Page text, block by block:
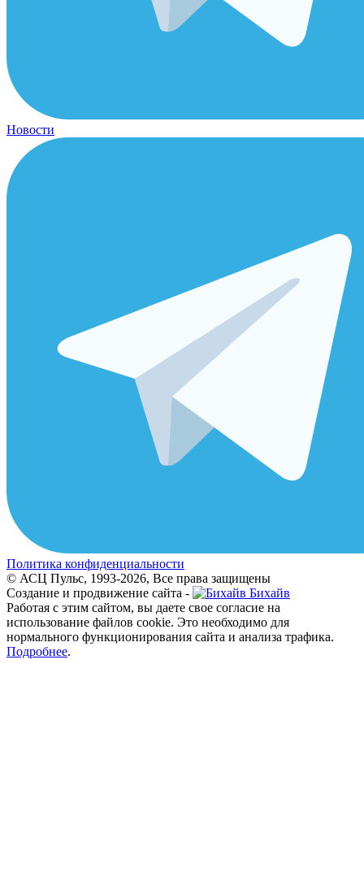
Новости
Политика конфиденциальности
© АСЦ Пульс, 1993-2026, Все права защищены
Создание и продвижение сайта -
Бихайв
Работая с этим сайтом, вы даете свое согласие на
использование файлов cookie. Это необходимо для
нормального функционирования сайта и анализа трафика.
Подробнее.